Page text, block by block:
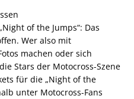
of the Jumps“: Das
Wer also mit
machen oder sich
Stars der Motocross-Szene
für die „Night of the
unter Motocross-Fans